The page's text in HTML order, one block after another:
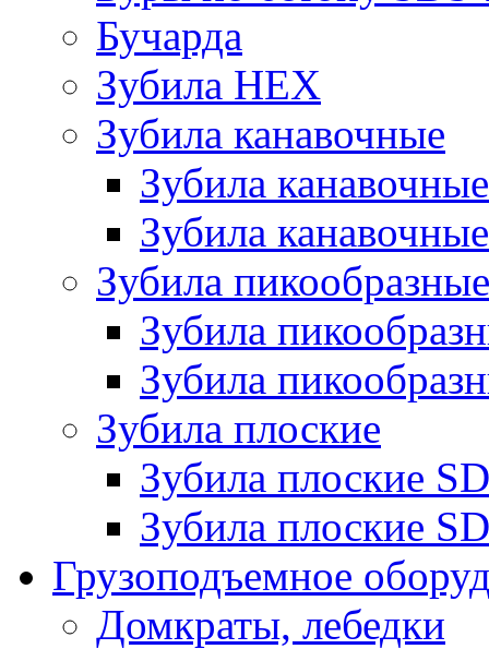
Бучарда
Зубила HEX
Зубила канавочные
Зубила
Зубила
Зубила пикообразные
Зубила
Зубила
Зубила плоские
Зубила плоские
Зубила плоские
Грузоподъемное
Домкраты, лебедки